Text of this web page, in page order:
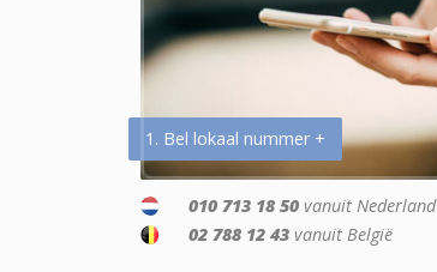
1. Bel lokaal nummer +
010 713 18 50 vanuit Nederland
02 788 12 43 vanuit België